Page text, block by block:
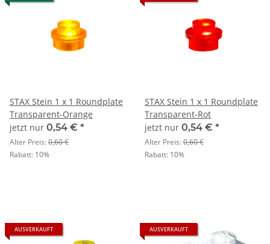
STAX Stein 1 x 1 Roundplate
Transparent-Orange
jetzt nur 0,54 € *
Alter Preis:0,60 €
Rabatt: 10%
STAX Stein 1 x 1 Roundplate
Transparent-Rot
jetzt nur 0,54 € *
Alter Preis:0,60 €
Rabatt: 10%
AUSVERKAUFT AUSVERKAUFT